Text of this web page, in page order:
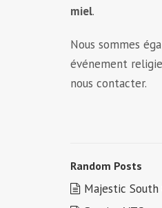
miel.
Nous sommes
événement
nous contacter.
Random Posts
Majestic